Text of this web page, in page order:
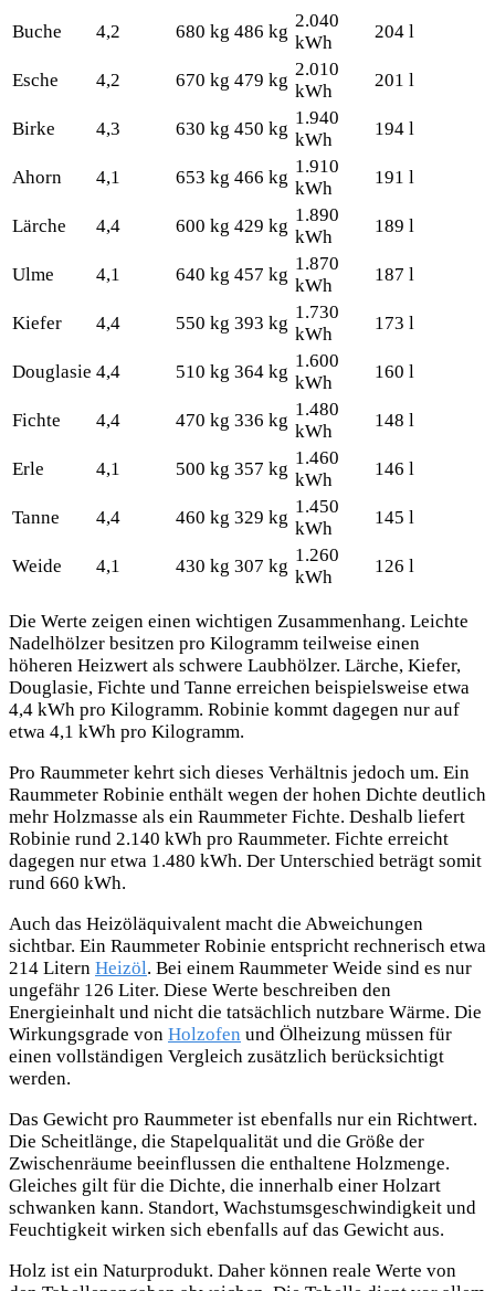
Buche
4,2 680 kg 486 kg
2.040
kWh
204 l
Esche 4,2 670 kg 479 kg
2.010
kWh
201 l
Birke 4,3 630 kg 450 kg
1.940
kWh
194 l
Ahorn 4,1 653 kg 466 kg
1.910
kWh
191 l
Lärche 4,4 600 kg 429 kg
1.890
kWh
189 l
Ulme 4,1 640 kg 457 kg
1.870
kWh
187 l
Kiefer 4,4 550 kg 393 kg
1.730
kWh
173 l
Douglasie 4,4 510 kg 364 kg
1.600
kWh
160 l
Fichte 4,4 470 kg 336 kg
1.480
kWh
148 l
Erle 4,1 500 kg 357 kg
1.460
kWh
146 l
Tanne 4,4 460 kg 329 kg
1.450
kWh
145 l
Weide 4,1 430 kg 307 kg
1.260
kWh
126 l
Die Werte zeigen einen wichtigen Zusammenhang. Leichte
Nadelhölzer besitzen pro Kilogramm teilweise einen
höheren Heizwert als schwere Laubhölzer. Lärche, Kiefer,
Douglasie, Fichte und Tanne erreichen beispielsweise etwa
4,4 kWh pro Kilogramm. Robinie kommt dagegen nur auf
etwa 4,1 kWh pro Kilogramm.
Pro Raummeter kehrt sich dieses Verhältnis jedoch um. Ein
Raummeter Robinie enthält wegen der hohen Dichte deutlich
mehr Holzmasse als ein Raummeter Fichte. Deshalb liefert
Robinie rund 2.140 kWh pro Raummeter. Fichte erreicht
dagegen nur etwa 1.480 kWh. Der Unterschied beträgt somit
rund 660 kWh.
Auch das Heizöläquivalent macht die Abweichungen
sichtbar. Ein Raummeter Robinie entspricht rechnerisch etwa
214 Litern Heizöl. Bei einem Raummeter Weide sind es nur
ungefähr 126 Liter. Diese Werte beschreiben den
Energieinhalt und nicht die tatsächlich nutzbare Wärme. Die
Wirkungsgrade von Holzofen und Ölheizung müssen für
einen vollständigen Vergleich zusätzlich berücksichtigt
werden.
Das Gewicht pro Raummeter ist ebenfalls nur ein Richtwert.
Die Scheitlänge, die Stapelqualität und die Größe der
Zwischenräume beeinflussen die enthaltene Holzmenge.
Gleiches gilt für die Dichte, die innerhalb einer Holzart
schwanken kann. Standort, Wachstumsgeschwindigkeit und
Feuchtigkeit wirken sich ebenfalls auf das Gewicht aus.
Holz ist ein Naturprodukt. Daher können reale Werte von